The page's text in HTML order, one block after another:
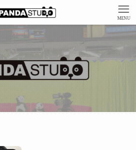
MENU